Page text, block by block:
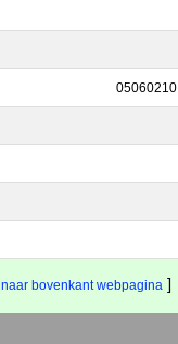
05060210
naar bovenkant webpagina ]